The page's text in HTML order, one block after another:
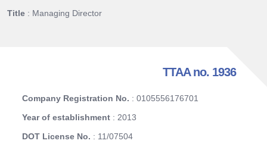
Title : Managing Director
TTAA no. 1936
Company Registration No. : 0105556176701
Year of establishment : 2013
DOT License No. : 11/07504